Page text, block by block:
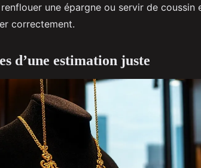
une épargne ou servir de coussin
correctement.
d’une estimation juste